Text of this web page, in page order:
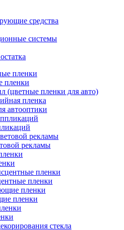
средства
системы
пленки
(цветные пленки для авто)
пленка
автооптики
рекламы
пленки
пленки